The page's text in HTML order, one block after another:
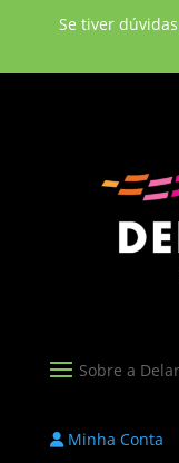
Se tiver
Minha Conta